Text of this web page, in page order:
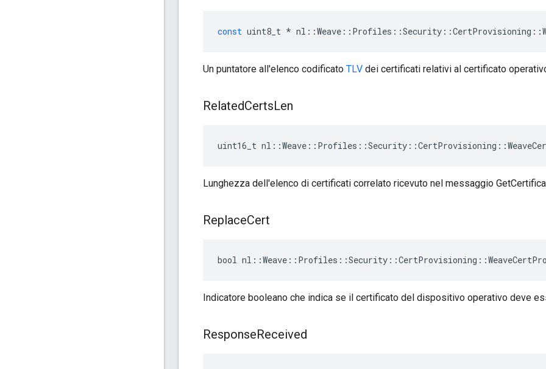
const uint8_t * nl ::Weave :: Profiles ::Security ::CertProvisioning ::
Un puntatore all'elenco codificato TLV dei certificati relativi al certificato
RelatedCertsLen
uint16_t
Lunghezza dell'elenco di certificati correlato ricevuto nel messaggio
ReplaceCert
bool
Indicatore booleano che indica se il certificato del dispositivo operativo deve
ResponseReceived